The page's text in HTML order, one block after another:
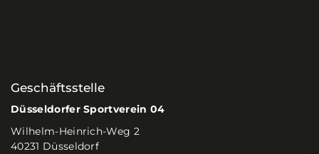
Geschäftsstelle
Düsseldorfer Sportverein 04
Wilhelm-Heinrich-Weg 2
40231 Düsseldorf